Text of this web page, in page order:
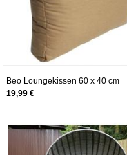
Beo Loungekissen 60 x 40 cm
Rückenkissen für Rattan
19,99 €